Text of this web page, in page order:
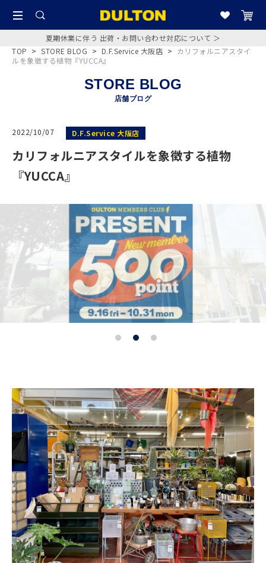
夏期休業に伴う 出荷・お問い合わせ対応について ＞
TOP > STORE BLOG > D.F.Service 大阪店 > カリフォルニアスタイ
ルを象徴する植物『YUCCA』
STORE BLOG
店舗ブログ
2022/10/07 D.F.Service 大阪店
カリフォルニアスタイルを象徴する植物
『YUCCA』